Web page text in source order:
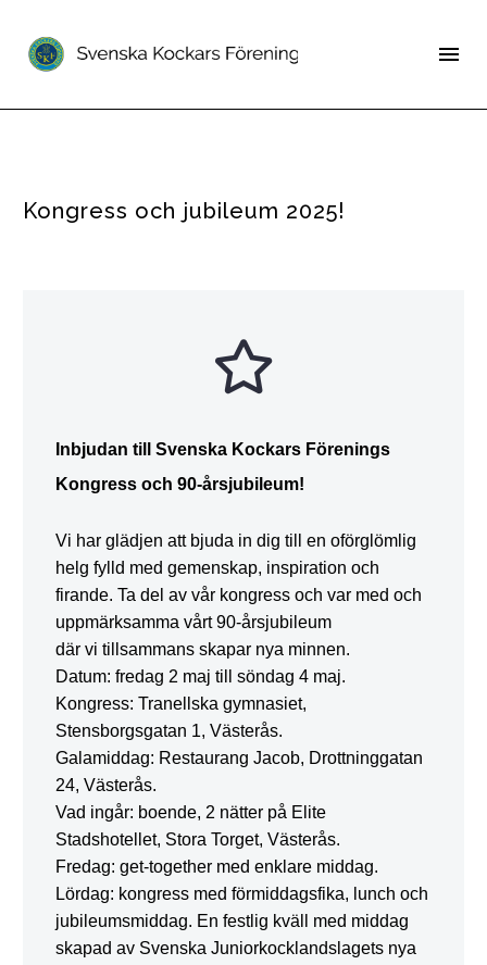
Kongress och jubileum 2025!
Inbjudan till Svenska Kockars Förenings
Kongress och 90-årsjubileum!
Vi har glädjen att bjuda in dig till en oförglömlig
helg fylld med gemenskap, inspiration och
firande. Ta del av vår kongress och var med och
uppmärksamma vårt 90-årsjubileum
där vi tillsammans skapar nya minnen.
Datum: fredag 2 maj till söndag 4 maj.
Kongress: Tranellska gymnasiet,
Stensborgsgatan 1, Västerås.
Galamiddag: Restaurang Jacob, Drottninggatan
24, Västerås.
Vad ingår: boende, 2 nätter på Elite
Stadshotellet, Stora Torget, Västerås.
Fredag: get-together med enklare middag.
Lördag: kongress med förmiddagsfika, lunch och
jubileumsmiddag. En festlig kväll med middag
skapad av Svenska Juniorkocklandslagets nya